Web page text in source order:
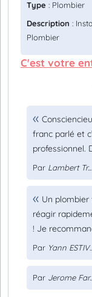
Type : Plombier
Description :
Plombier
C'est votre
franc parlé et
professionnel.
Par Lambert Tr...
Un
réagir
! Je
Par Yann
Par Jerome